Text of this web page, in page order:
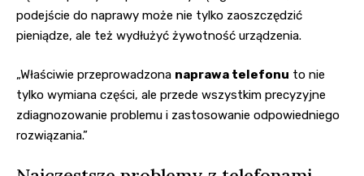
podejście do naprawy może nie tylko zaoszczędzić
pieniądze, ale też wydłużyć żywotność urządzenia.
„Właściwie przeprowadzona naprawa telefonu to nie
tylko wymiana części, ale przede wszystkim precyzyjne
zdiagnozowanie problemu i zastosowanie odpowiedniego
rozwiązania.”